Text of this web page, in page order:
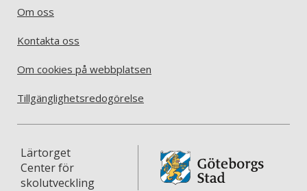
Om oss
Kontakta oss
Om cookies på webbplatsen
Tillgänglighetsredogörelse
Lärtorget
Center för
skolutveckling